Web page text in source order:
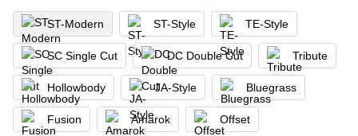
ST-Modern ST-Style TE-Style
SC Single Cut DC Double Cut Tribute
Hollowbody JA-Style Bluegrass
Fusion Amarok Offset